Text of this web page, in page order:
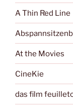
A Thin Red Line
At the Movies
CineKie
das film